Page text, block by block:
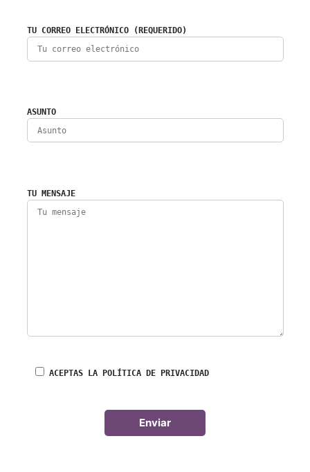
TU CORREO ELECTRÓNICO (REQUERIDO)
ASUNTO
TU MENSAJE
ACEPTAS LA POLÍTICA DE PRIVACIDAD